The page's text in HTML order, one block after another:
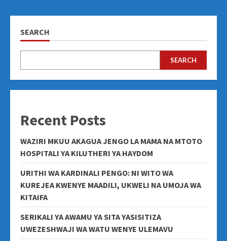
SEARCH
SEARCH
Recent Posts
WAZIRI MKUU AKAGUA JENGO LA MAMA NA MTOTO
HOSPITALI YA KILUTHERI YA HAYDOM
URITHI WA KARDINALI PENGO: NI WITO WA
KUREJEA KWENYE MAADILI, UKWELI NA UMOJA WA
KITAIFA
SERIKALI YA AWAMU YA SITA YASISITIZA
UWEZESHWAJI WA WATU WENYE ULEMAVU